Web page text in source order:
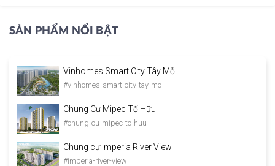
SẢN PHẨM NỔI BẬT
Vinhomes Smart City Tây Mỗ
#vinhomes-smart-city-tay-mo
Chung Cư Mipec Tố Hữu
#chung-cu-mipec-to-huu
Chung cư Imperia River View
#imperia-river-view